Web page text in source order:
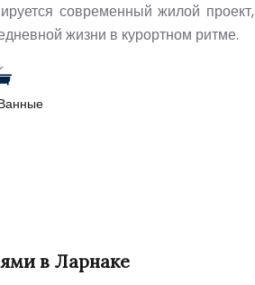
современный жилой проект,
жизни в курортном ритме.
в Ларнаке